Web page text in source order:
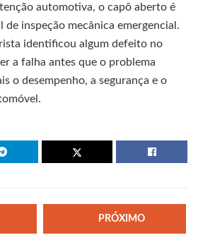
automotiva, o capô aberto é
de inspeção mecânica emergencial.
identificou algum defeito no
a falha antes que o problema
o desempenho, a segurança e o
PRÓXIMO